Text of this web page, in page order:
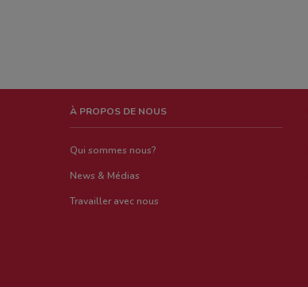
À PROPOS DE NOUS
Qui sommes nous?
News & Médias
Travailler avec nous